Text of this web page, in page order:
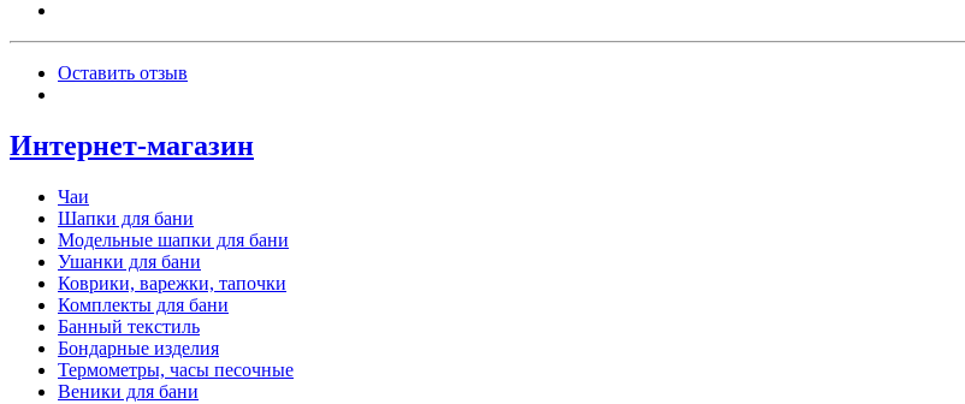
Оставить отзыв
Интернет-магазин
Чаи
Шапки для бани
Модельные шапки для бани
Ушанки для бани
Коврики, варежки, тапочки
Комплекты для бани
Банный текстиль
Бондарные изделия
Термометры, часы песочные
Веники для бани